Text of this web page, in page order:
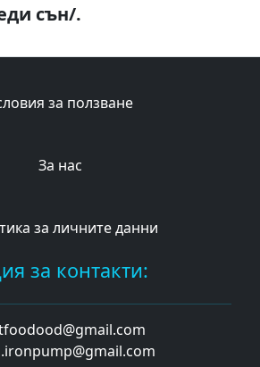
сън/.
за ползване
За нас
за личните данни
за контакти: